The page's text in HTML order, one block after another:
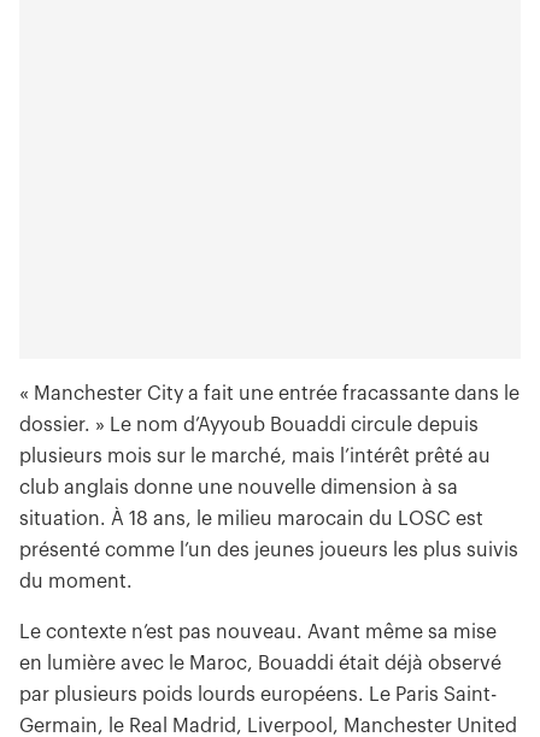
« Manchester City a fait une entrée fracassante dans le
dossier. » Le nom d’Ayyoub Bouaddi circule depuis
plusieurs mois sur le marché, mais l’intérêt prêté au
club anglais donne une nouvelle dimension à sa
situation. À 18 ans, le milieu marocain du LOSC est
présenté comme l’un des jeunes joueurs les plus suivis
du moment.
Le contexte n’est pas nouveau. Avant même sa mise
en lumière avec le Maroc, Bouaddi était déjà observé
par plusieurs poids lourds européens. Le Paris Saint-
Germain, le Real Madrid, Liverpool, Manchester United